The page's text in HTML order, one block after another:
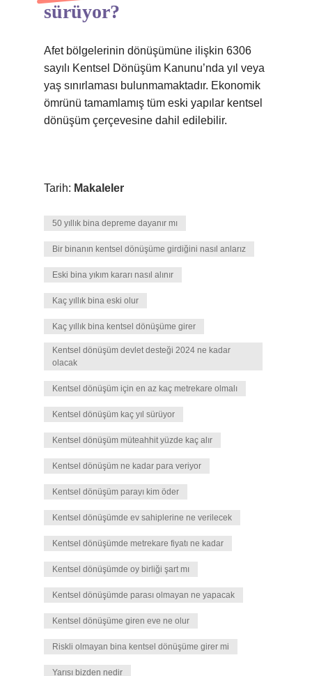
sürüyor?
Afet bölgelerinin dönüşümüne ilişkin 6306
sayılı Kentsel Dönüşüm Kanunu’nda yıl veya
yaş sınırlaması bulunmamaktadır. Ekonomik
ömrünü tamamlamış tüm eski yapılar kentsel
dönüşüm çerçevesine dahil edilebilir.
Tarih: Makaleler
50 yıllık bina depreme dayanır mı
Bir binanın kentsel dönüşüme girdiğini nasıl anlarız
Eski bina yıkım kararı nasıl alınır
Kaç yıllık bina eski olur
Kaç yıllık bina kentsel dönüşüme girer
Kentsel dönüşüm devlet desteği 2024 ne kadar
olacak
Kentsel dönüşüm için en az kaç metrekare olmalı
Kentsel dönüşüm kaç yıl sürüyor
Kentsel dönüşüm müteahhit yüzde kaç alır
Kentsel dönüşüm ne kadar para veriyor
Kentsel dönüşüm parayı kim öder
Kentsel dönüşümde ev sahiplerine ne verilecek
Kentsel dönüşümde metrekare fiyatı ne kadar
Kentsel dönüşümde oy birliği şart mı
Kentsel dönüşümde parası olmayan ne yapacak
Kentsel dönüşüme giren eve ne olur
Riskli olmayan bina kentsel dönüşüme girer mi
Yarısı bizden nedir